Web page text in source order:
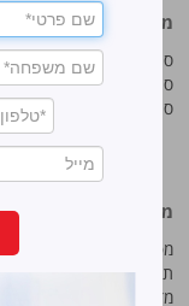
מוצרים מובילים
סנו ז'אוול סופר ג'ל
סנו ז'אוול קצף ניקוי
סנו ז'אוול אבקת ניקוי
מידע נוסף
מפת אתר
תנאי שימוש באתר
מדיניות ופרטיות